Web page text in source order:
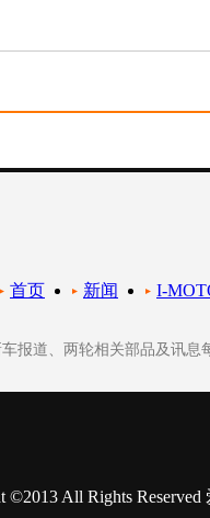
I-
新闻
首页
报道、两轮相关部品及讯息
©2013 All Rights